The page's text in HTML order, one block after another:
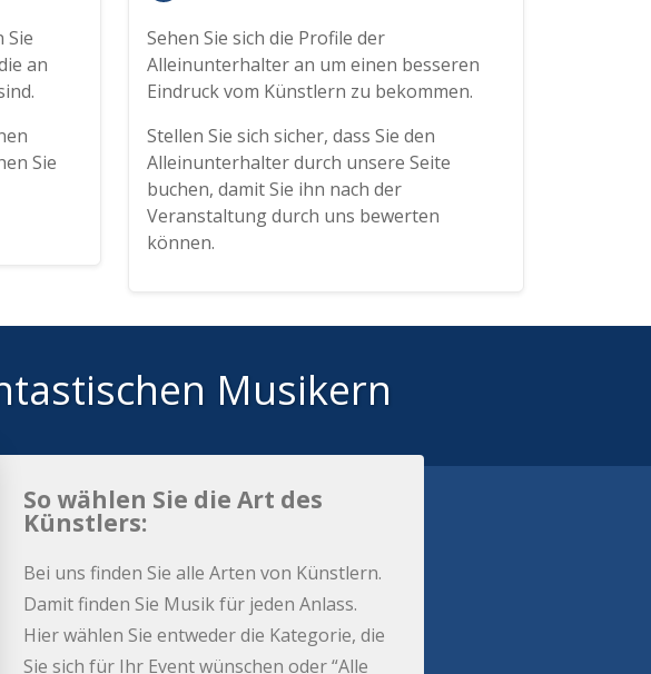
Sie
an
Sie
Sehen Sie sich die Profile der
Alleinunterhalter an um einen besseren
Eindruck vom Künstlern zu bekommen.
Stellen Sie sich sicher, dass Sie den
Alleinunterhalter durch unsere Seite
buchen, damit Sie ihn nach der
Veranstaltung durch uns bewerten
können.
Musikern
So wählen Sie die Art des
Künstlers:
Bei uns finden Sie alle Arten von Künstlern.
Damit finden Sie Musik für jeden Anlass.
Hier wählen Sie entweder die Kategorie, die
Sie sich für Ihr Event wünschen oder “Alle